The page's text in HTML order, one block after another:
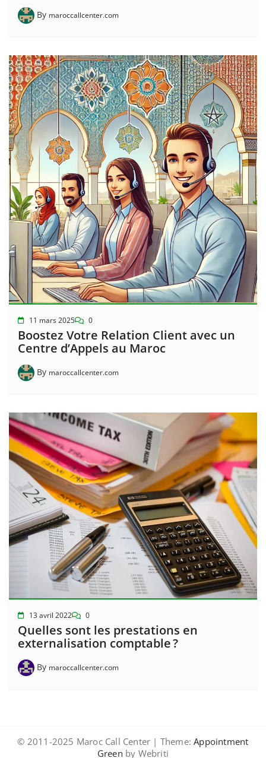
By maroccallcenter.com
11 mars 2025 0
Boostez Votre Relation Client avec un
Centre d’Appels au Maroc
By maroccallcenter.com
13 avril 2022 0
Quelles sont les prestations en
externalisation comptable ?
By maroccallcenter.com
© 2011-2025 Maroc Call Center | Theme: Appointment
Green by Webriti